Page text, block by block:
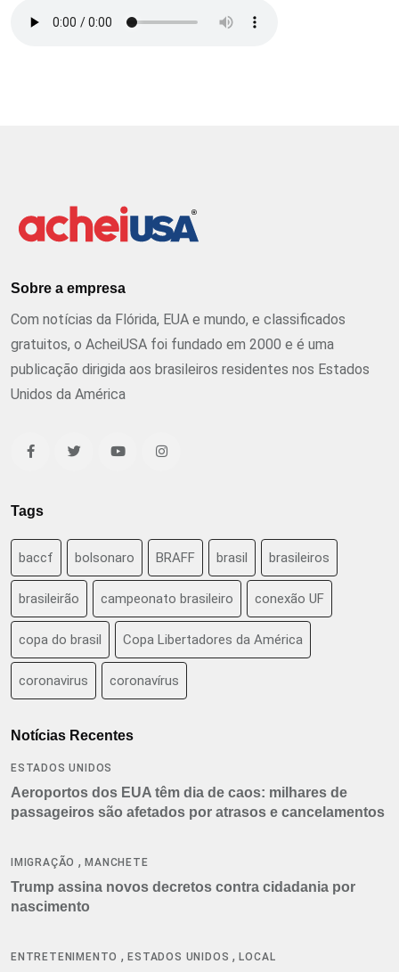
Sobre a empresa
Com notícias da Flórida, EUA e mundo, e classificados
gratuitos, o AcheiUSA foi fundado em 2000 e é uma
publicação dirigida aos brasileiros residentes nos Estados
Unidos da América
Tags
baccf bolsonaro BRAFF brasil brasileiros
brasileirão campeonato brasileiro conexão UF
copa do brasil Copa Libertadores da América
coronavirus coronavírus
Notícias Recentes
ESTADOS UNIDOS
Aeroportos dos EUA têm dia de caos: milhares de
passageiros são afetados por atrasos e cancelamentos
IMIGRAÇÃO ,MANCHETE
Trump assina novos decretos contra cidadania por
nascimento
ENTRETENIMENTO ,ESTADOS UNIDOS ,LOCAL